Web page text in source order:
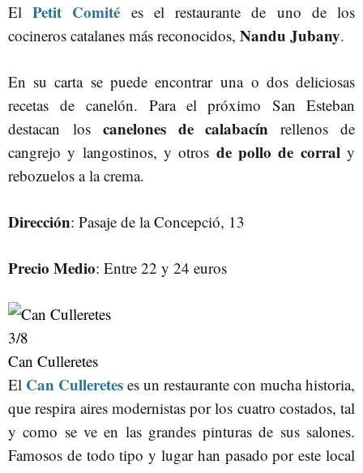
ElPetit Comité es el restaurante de uno de los
cocineros catalanes más reconocidos, Nandu Jubany.
En su carta se puede encontrar una o dos deliciosas
recetas de canelón. Para el próximo San Esteban
destacan los canelones de calabacín rellenos de
cangrejo y langostinos, y otros de pollo de corraly
rebozuelos a la crema.
Dirección: Pasaje de la Concepció, 13
Precio Medio: Entre 22 y 24 euros
3/8
Can Culleretes
El Can Culleretes es un restaurante con mucha historia,
que respira aires modernistas por los cuatro costados, tal
y como se ve en las grandes pinturas de sus salones.
Famosos de todo tipo y lugar han pasado por este local